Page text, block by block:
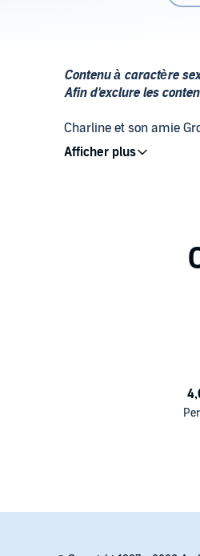
Contenu à caractère
Afin d'exclure les
Charline et son amie
la France. Ensemble,
découvrir bien plus
Dans ce roman
fil des pages. Ici,
l'amour se manifeste
>> Ce livre audio en
en